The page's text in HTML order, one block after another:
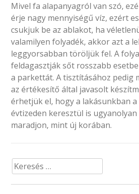
Mivel fa alapanyagról van szó,
érje nagy mennyiségű víz, ezért
csukjuk be az ablakot, ha
valamilyen folyadék, akkor azt a
leggyorsabban töröljük fel. A
feldagasztják sőt rosszabb
a parkettát. A tisztításához pedig
az értékesítő által javasolt
érhetjük el, hogy a lakásunkban
évtizeden keresztül is
maradjon, mint új korában.
Keresés: